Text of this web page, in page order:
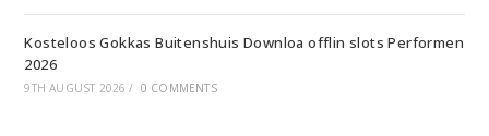
Kosteloos Gokkas Buitenshuis Downloa offlin slots Performen
2026
9TH AUGUST 2026 / 0 COMMENTS